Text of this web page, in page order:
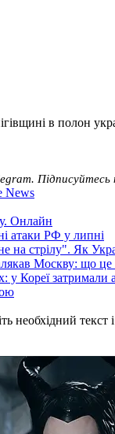
в полон
Підписуйтесь
News
Онлайн
атаки РФ у липні
стрілу". Як
Москву: що це
у Кореї затримали
необхідний